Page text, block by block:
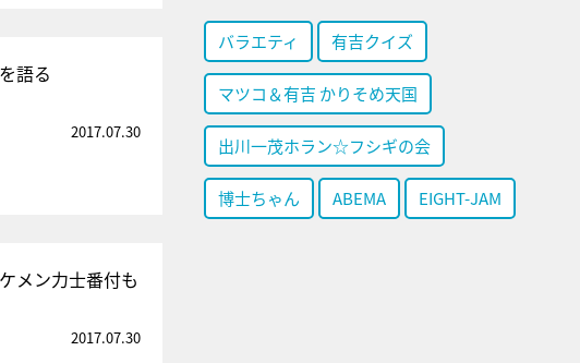
語る
2017.07.30
メン力士番付も
2017.07.30
バラエティ 有吉クイズ
マツコ＆有吉 かりそめ天国
出川一茂ホラン☆フシギの会
博士ちゃん ABEMA EIGHT-JAM